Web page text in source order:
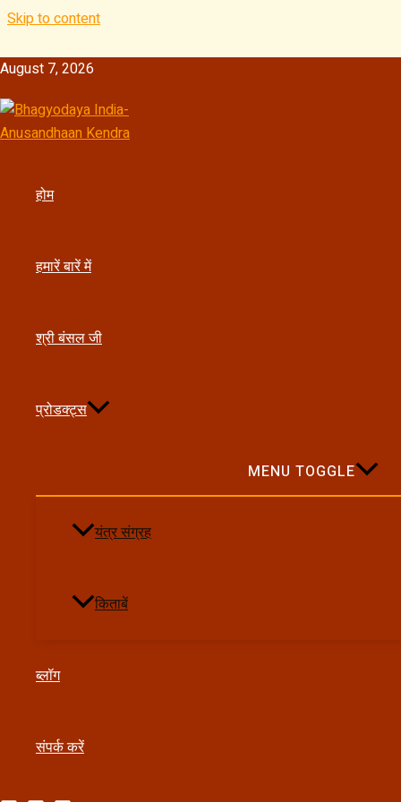
Skip to content
August 7, 2026
होम
हमारें बारें में
श्री बंसल जी
प्रोडक्ट्स
MENU TOGGLE
यंत्र संग्रह
किताबें
ब्लॉग
संपर्क करें
सनातन भक्ति सूत्र और बाइबल की भक्ति साधना में गहन समानता
(Holy
लाभ प्राप्त नहीं कर सकता। बाइबल में ईश्वर की शक्ति और उसकी
ईसा मसीह के गुरु (John the Baptist) ने उन्हें दीक्षा प्रदान की।
अर्थात् यह एक कपोत की भाँति आया। उसी क्षण, उनके मन व हृदय के
“यह मेरा प्रिय पुत्र है।”
इस तथ्य को सहज ही समझ सकता है कि यह कार्य प्रभु की शक्ति के
महत्वपूर्ण बिंदु: